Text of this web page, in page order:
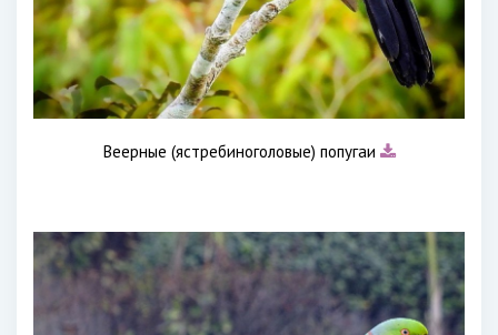
Веерные (ястребиноголовые) попугаи